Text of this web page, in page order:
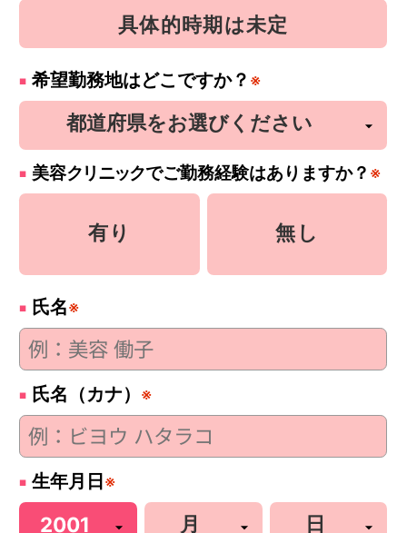
具体的時期は未定
希望勤務地はどこですか？ ※
美容クリニックでご勤務経験はありますか？ ※
有り 無し
氏名※
氏名（カナ） ※
生年月日 ※